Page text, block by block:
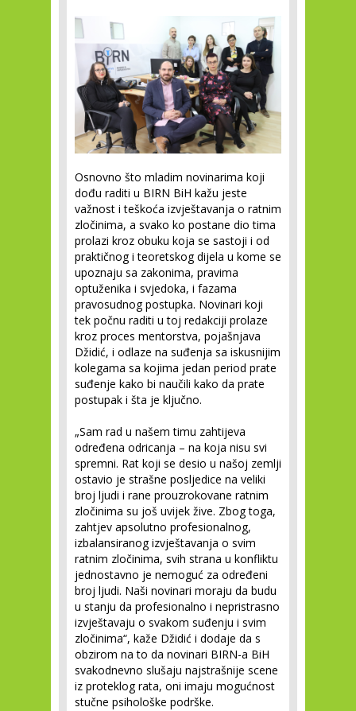
Osnovno što mladim novinarima koji
dođu raditi u BIRN BiH kažu jeste
važnost i teškoća izvještavanja o ratnim
zločinima, a svako ko postane dio tima
prolazi kroz obuku koja se sastoji i od
praktičnog i teoretskog dijela u kome se
upoznaju sa zakonima, pravima
optuženika i svjedoka, i fazama
pravosudnog postupka. Novinari koji
tek počnu raditi u toj redakciji prolaze
kroz proces mentorstva, pojašnjava
Džidić, i odlaze na suđenja sa iskusnijim
kolegama sa kojima jedan period prate
suđenje kako bi naučili kako da prate
postupak i šta je ključno.
„Sam rad u našem timu zahtijeva
određena odricanja – na koja nisu svi
spremni. Rat koji se desio u našoj zemlji
ostavio je strašne posljedice na veliki
broj ljudi i rane prouzrokovane ratnim
zločinima su još uvijek žive. Zbog toga,
zahtjev apsolutno profesionalnog,
izbalansiranog izvještavanja o svim
ratnim zločinima, svih strana u konfliktu
jednostavno je nemoguć za određeni
broj ljudi. Naši novinari moraju da budu
u stanju da profesionalno i nepristrasno
izvještavaju o svakom suđenju i svim
zločinima“, kaže Džidić i dodaje da s
obzirom na to da novinari BIRN-a BiH
svakodnevno slušaju najstrašnije scene
iz proteklog rata, oni imaju mogućnost
stučne psihološke podrške.